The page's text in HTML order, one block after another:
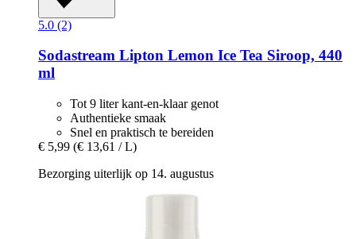
5.0 (2)
Sodastream Lipton Lemon Ice Tea Siroop, 440
ml
Tot 9 liter kant-en-klaar genot
Authentieke smaak
Snel en praktisch te bereiden
€ 5,99 (€ 13,61 / L)
Bezorging uiterlijk op 14. augustus